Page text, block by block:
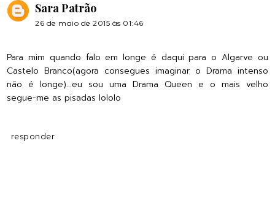
Sara Patrão
26 de maio de 2015 às 01:46
Para mim quando falo em longe é daqui para o Algarve ou
Castelo Branco(agora consegues imaginar o Drama intenso
não é longe)...eu sou uma Drama Queen e o mais velho
segue-me as pisadas lololo
responder